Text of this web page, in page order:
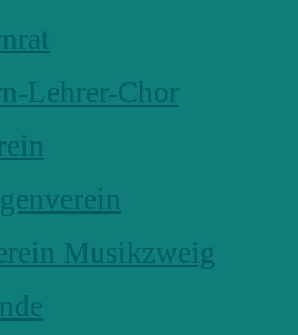
Lehrer-Chor
Musikzweig